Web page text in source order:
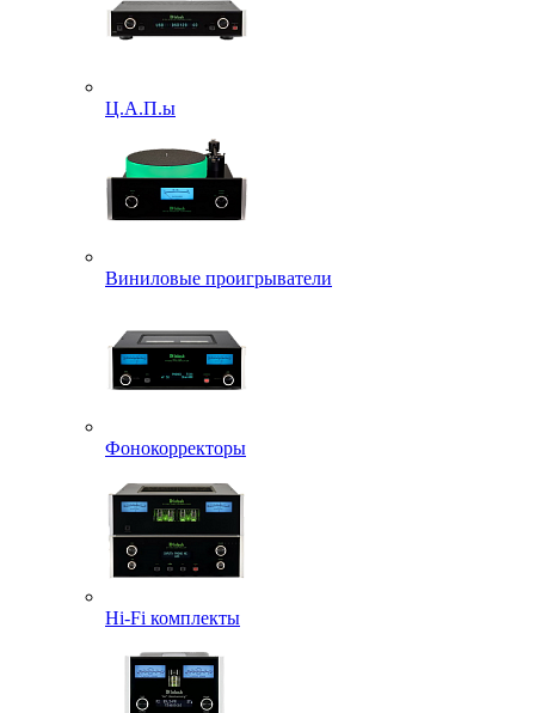
Ц.А.П.ы
Виниловые проигрыватели
Фонокорректоры
Hi-Fi комплекты